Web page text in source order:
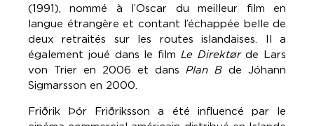
(1991), nommé à l’Oscar du meilleur film en
langue étrangère et contant l’échappée belle de
deux retraités sur les routes islandaises. Il a
également joué dans le film Le Direktørde Lars
von Trier en 2006 et dans Plan B de Jóhann
Sigmarsson en 2000.
Friðrik Þór Friðriksson a été influencé par le